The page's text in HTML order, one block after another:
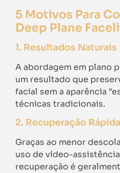
5 Motivos Para
Deep Plane
1. Resultados Naturais
A abordagem em plano
um resultado que
facial sem a aparência
técnicas tradicionais.
2. Recuperação Rápida
Graças ao menor
uso de vídeo-
recuperação é